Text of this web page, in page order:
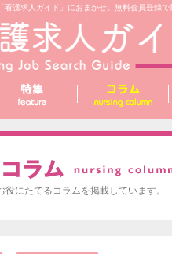
護求人ガイド」におまかせ。無料会員登録で
役にたてるコラムを掲載しています。